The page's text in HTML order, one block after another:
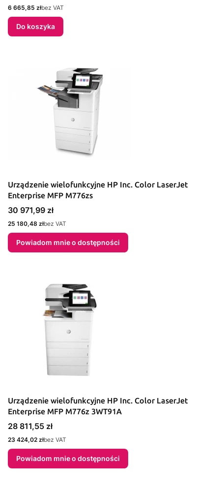
Cena
6 665,85 złbez VAT
Do koszyka
Urządzenie wielofunkcyjne HP Inc. Color LaserJet
Enterprise MFP M776zs
Cena
30 971,99 zł
Cena
25 180,48 złbez VAT
Powiadom mnie o dostępności
Urządzenie wielofunkcyjne HP Inc. Color LaserJet
Enterprise MFP M776z 3WT91A
Cena
28 811,55 zł
Cena
23 424,02 złbez VAT
Powiadom mnie o dostępności